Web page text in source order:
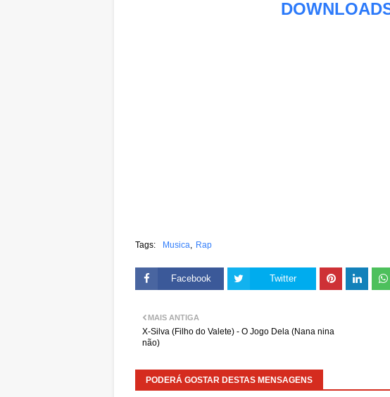
Tags: Musica Rap
Facebook Twitter
MAIS ANTIGA
X-Silva (Filho do Valete) - O Jogo Dela (Nana nina
não)
PODERÁ GOSTAR DESTAS MENSAGENS